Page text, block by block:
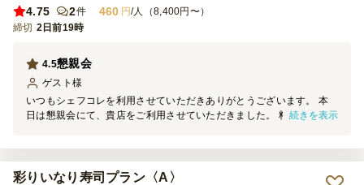
4.75
2件 460 円/人（8,400円〜）
締切 2日前19時
懇親会
4.5
ゲスト 様
いつもシェフコレを利用させていただきありがとうございます。 本
日は懇親会にて、貴店をご利用させていただきました。 料理の見た
続きを表示
彩りいなり寿司プラン〈A〉